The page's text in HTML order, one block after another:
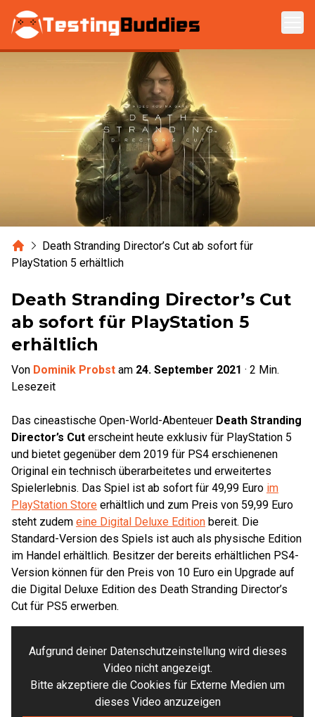
Zum Hauptinhalt springen
HomeDeath Stranding Director’s Cut ab sofort für
PlayStation 5 erhältlich
Death Stranding Director’s Cut
ab sofort für PlayStation 5
erhältlich
Von Dominik Probst am 24. September 2021 · 2 Min.
Lesezeit
Das cineastische Open-World-Abenteuer Death Stranding
Director’s Cut erscheint heute exklusiv für PlayStation 5
und bietet gegenüber dem 2019 für PS4 erschienenen
Original ein technisch überarbeitetes und erweitertes
Spielerlebnis. Das Spiel ist ab sofort für 49,99 Euro im
PlayStation Store erhältlich und zum Preis von 59,99 Euro
steht zudem eine Digital Deluxe Edition bereit. Die
Standard-Version des Spiels ist auch als physische Edition
im Handel erhältlich. Besitzer der bereits erhältlichen PS4-
Version können für den Preis von 10 Euro ein Upgrade auf
die Digital Deluxe Edition des Death Stranding Director’s
Cut für PS5 erwerben.
Aufgrund deiner Datenschutzeinstellung wird dieses
Video nicht angezeigt.
Bitte akzeptiere die Cookies für Externe Medien um
dieses Video anzuzeigen